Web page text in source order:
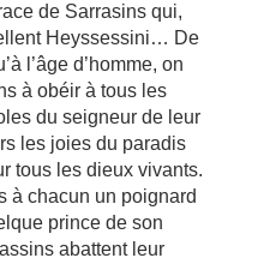
de Sarrasins qui,
Heyssessini… De
l’âge d’homme, on
à obéir à tous les
du seigneur de leur
les joies du paradis
tous les dieux vivants.
à chacun un poignard
prince de son
abattent leur